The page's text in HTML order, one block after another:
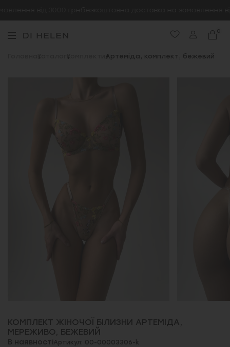
0
Каталог Комплекти Артеміда, комплект, бежевий
КОМПЛЕКТ ЖІНОЧОЇ БІЛИЗНИ АРТЕМІДА,
МЕРЕЖИВО, БЕЖЕВИЙ
В наявностіАртикул: 00-00003306-k